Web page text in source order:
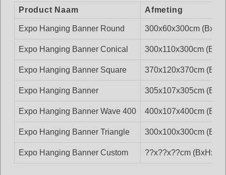
Product Naam Afmeting
Expo Hanging Banner Round 300x60x300cm
Expo Hanging Banner Conical 300x110x300cm
Expo Hanging Banner Square 370x120x370cm
Expo Hanging Banner 305x107x305cm
Expo Hanging Banner Wave 400 400x107x400cm
Expo Hanging Banner Triangle 300x100x300cm
Expo Hanging Banner Custom ??x??x??cm